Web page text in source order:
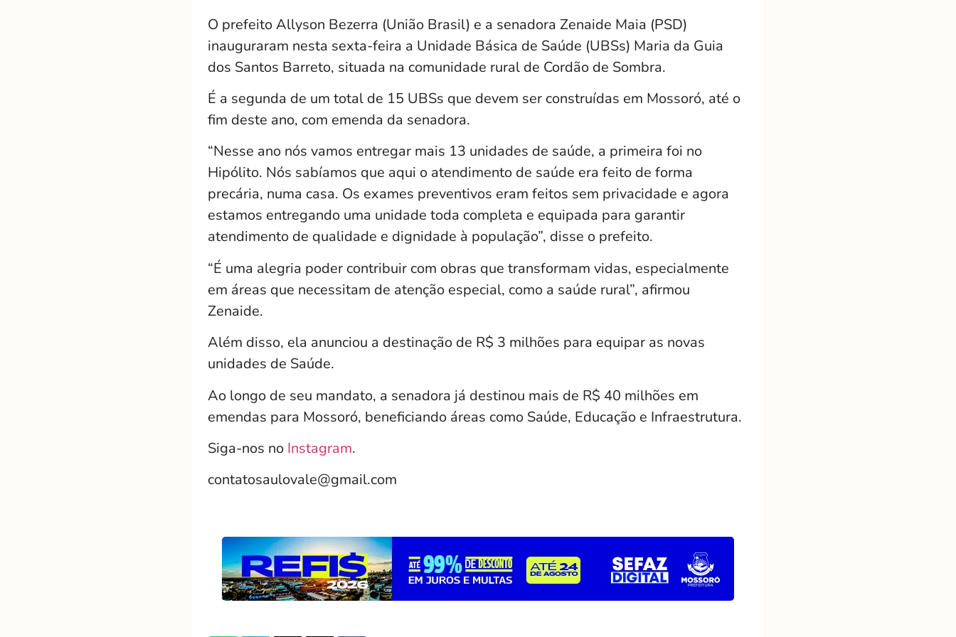
O prefeito Allyson Bezerra (União Brasil) e a senadora Zenaide Maia (PSD)
inauguraram nesta sexta-feira a Unidade Básica de Saúde (UBSs) Maria da Guia
dos Santos Barreto, situada na comunidade rural de Cordão de Sombra.
É a segunda de um total de 15 UBSs que devem ser construídas em Mossoró, até o
fim deste ano, com emenda da senadora.
“Nesse ano nós vamos entregar mais 13 unidades de saúde, a primeira foi no
Hipólito. Nós sabíamos que aqui o atendimento de saúde era feito de forma
precária, numa casa. Os exames preventivos eram feitos sem privacidade e agora
estamos entregando uma unidade toda completa e equipada para garantir
atendimento de qualidade e dignidade à população”, disse o prefeito.
“É uma alegria poder contribuir com obras que transformam vidas, especialmente
em áreas que necessitam de atenção especial, como a saúde rural”, afirmou
Zenaide.
Além disso, ela anunciou a destinação de R$ 3 milhões para equipar as novas
unidades de Saúde.
Ao longo de seu mandato, a senadora já destinou mais de R$ 40 milhões em
emendas para Mossoró, beneficiando áreas como Saúde, Educação e Infraestrutura.
Siga-nos no Instagram.
contatosaulovale@gmail.com